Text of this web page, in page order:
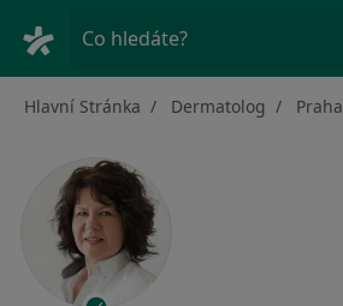
Co hledáte?
Hlavní Stránka Dermatolog Praha